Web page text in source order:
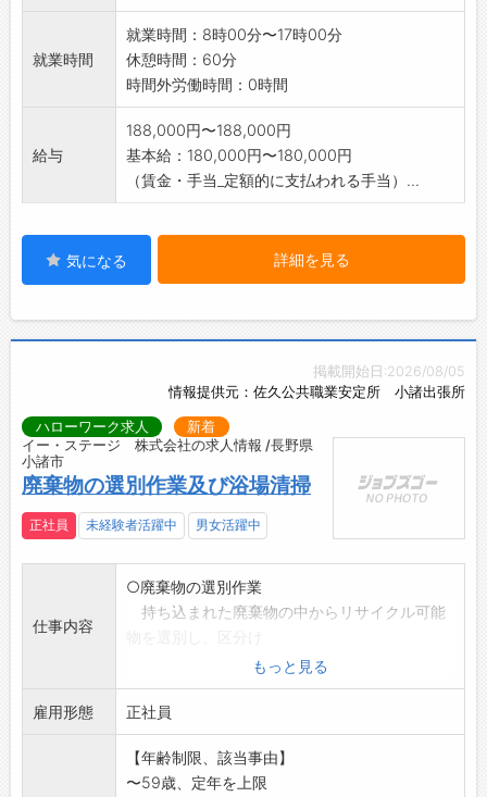
就業時間
就業時間：8時00分〜17時00分
休憩時間：60分
時間外労働時間：0時間
給与
188,000円〜188,000円
基本給：180,000円〜180,000円
（賃金・手当_定額的に支払われる手当）...
気になる 詳細を見る
掲載開始日:2026/08/05
情報提供元：佐久公共職業安定所 小諸出張所
ハローワーク求人
新着
イー・ステージ 株式会社の求人情報 /長野県
小諸市
廃棄物の選別作業及び浴場清掃
正社員 未経験者活躍中 男女活躍中
仕事内容
○廃棄物の選別作業
持ち込まれた廃棄物の中からリサイクル可能
・廃棄物は多種多様なものが混じっているた
め、金属(スチール、
アルミ、ステンレス)や、プラスチックを種類
別に分別する作業
となります。
もっと見る
雇用形態 正社員
【年齢制限、該当事由】
〜59歳、定年を上限